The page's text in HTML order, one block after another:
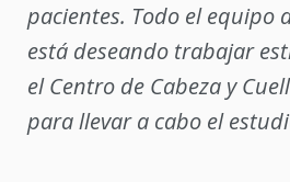
pacientes. Todo el equipo
está deseando trabajar
el Centro de Cabeza y
para llevar a cabo el